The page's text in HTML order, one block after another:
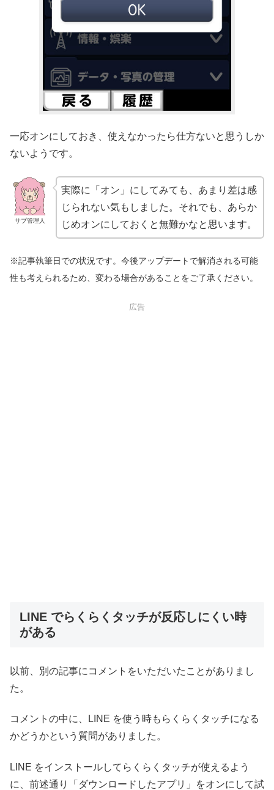
一応オンにしておき、使えなかったら仕方ないと思うしか
ないようです。
サブ管理人
実際に「オン」にしてみても、あまり差は感
じられない気もしました。それでも、あらか
じめオンにしておくと無難かなと思います。
※記事執筆日での状況です。今後アップデートで解消される可能
性も考えられるため、変わる場合があることをご了承ください。
広告
LINE でらくらくタッチが反応しにくい時
がある
以前、別の記事にコメントをいただいたことがありまし
た。
コメントの中に、LINE を使う時もらくらくタッチになる
かどうかという質問がありました。
LINE をインストールしてらくらくタッチが使えるよう
に、前述通り「ダウンロードしたアプリ」をオンにして試